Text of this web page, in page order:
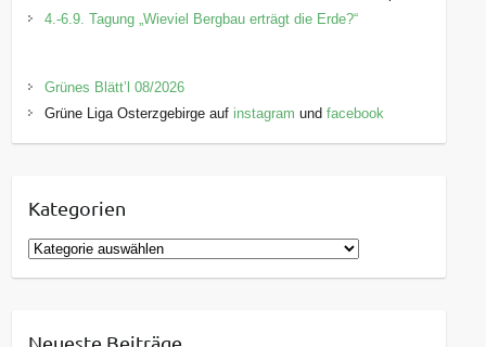
4.-6.9. Tagung „Wieviel Bergbau erträgt die Erde?“
Grünes Blätt’l 08/2026
Grüne Liga Osterzgebirge auf instagram undfacebook
Kategorien
K
a
Neueste Beiträge